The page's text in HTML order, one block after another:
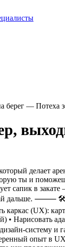
берег — Потеха
делает
ты и
сапик в
дальше. ⸻ 🛠
каркас (UX):
• Нарисовать
систему и
опыт в